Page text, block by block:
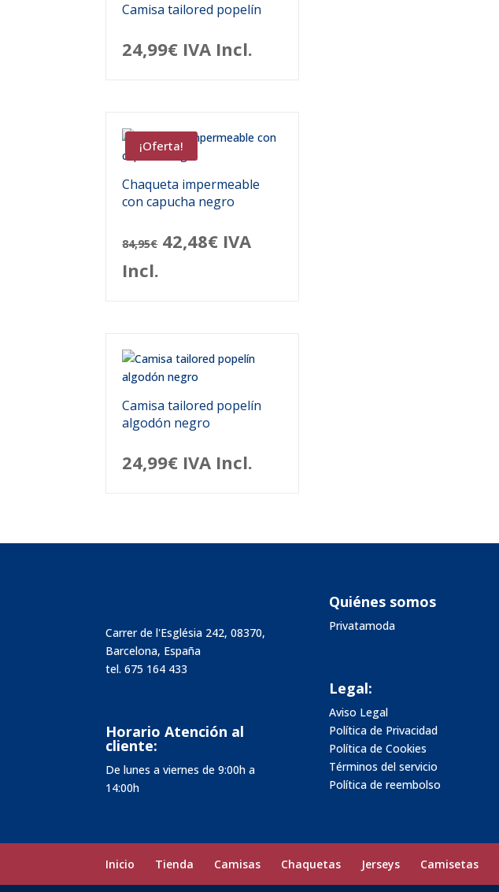
Camisa tailored popelín
24,99€ IVA Incl.
¡Oferta!
Chaqueta impermeable
con capucha negro
84,95€ El
84,95€.
42,48€El
42,48€.
IVA
Incl.
Camisa tailored popelín
algodón negro
24,99€ IVA Incl.
Carrer de l'Església 242, 08370,
Barcelona, España
tel.675 164 433
Horario Atención al
cliente:
De lunes a viernes de 9:00h a
14:00h
Quiénes somos
Privatamoda
Legal:
Aviso Legal
Política de Privacidad
Política de Cookies
Términos del servicio
Política de reembolso
Inicio Tienda Camisas Chaquetas Jerseys Camisetas